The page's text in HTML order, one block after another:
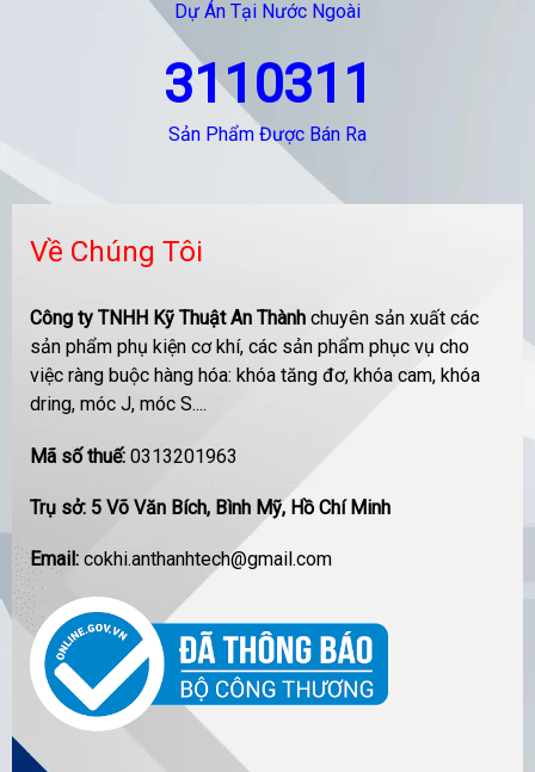
Dự Án Tại Nước Ngoài
3110311
Sản Phẩm Được Bán Ra
Về Chúng Tôi
Công ty TNHH Kỹ Thuật An Thành chuyên sản xuất các
sản phẩm phụ kiện cơ khí, các sản phẩm phục vụ cho
việc ràng buộc hàng hóa: khóa tăng đơ, khóa cam, khóa
dring, móc J, móc S....
Mã số thuế: 0313201963
Trụ sở: 5 Võ Văn Bích, Bình Mỹ, Hồ Chí Minh
Email: cokhi.anthanhtech@gmail.com